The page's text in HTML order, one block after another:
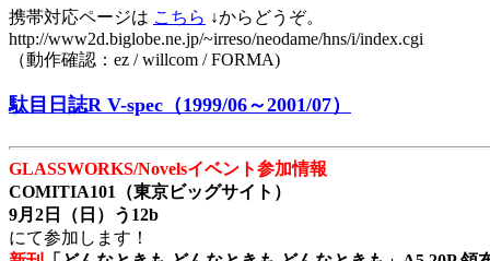
携帯対応ページは こちら ↓からどうぞ。
http://www2d.biglobe.ne.jp/~irreso/neodame/hns/i/index.cgi
（動作確認：ez / willcom / FORMA)
駄目日誌R V-spec（1999/06～2001/07）
GLASSWORKS/Novelsイベント参加情報
COMITIA101（東京ビッグサイト）
9月2日（日）う12b
にて参加します！